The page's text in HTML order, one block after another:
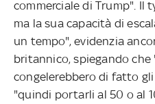
commerciale di Trump". Il
ma la sua capacità di
un tempo", evidenzia
britannico, spiegando che
congelerebbero di fatto
"quindi portarli al 50 o al